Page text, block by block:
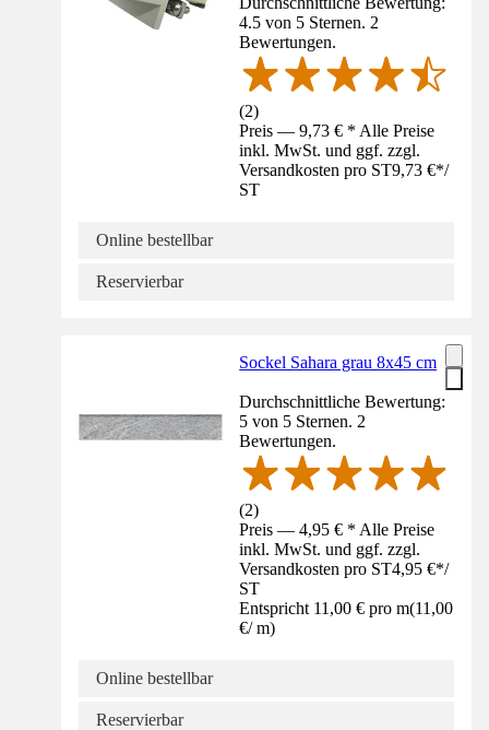
4.5 von 5 Sternen. 2
Bewertungen.
(2)
Preis — 9,73 € * Alle Preise
inkl. MwSt. und ggf. zzgl.
Versandkosten pro ST9,73 €*/
ST
Online bestellbar
Reservierbar
Sockel Sahara grau 8x45 cm
Durchschnittliche Bewertung:
5 von 5 Sternen. 2
Bewertungen.
(2)
Preis — 4,95 € * Alle Preise
inkl. MwSt. und ggf. zzgl.
Versandkosten pro ST4,95 €*/
ST
Entspricht 11,00 € pro m(11,00
€/ m)
Online bestellbar
Reservierbar